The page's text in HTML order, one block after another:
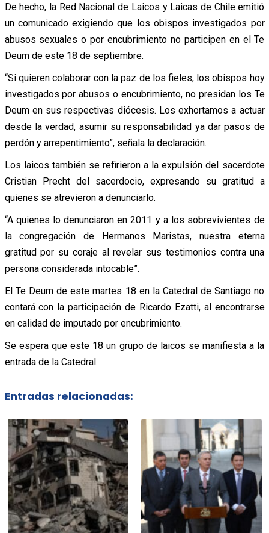
De hecho, la Red Nacional de Laicos y Laicas de Chile emitió
un comunicado exigiendo que los obispos investigados por
abusos sexuales o por encubrimiento no participen en el Te
Deum de este 18 de septiembre.
“Si quieren colaborar con la paz de los fieles, los obispos hoy
investigados por abusos o encubrimiento, no presidan los Te
Deum en sus respectivas diócesis. Los exhortamos a actuar
desde la verdad, asumir su responsabilidad ya dar pasos de
perdón y arrepentimiento”, señala la declaración.
Los laicos también se refirieron a la expulsión del sacerdote
Cristian Precht del sacerdocio, expresando su gratitud a
quienes se atrevieron a denunciarlo.
“A quienes lo denunciaron en 2011 y a los sobrevivientes de
la congregación de Hermanos Maristas, nuestra eterna
gratitud por su coraje al revelar sus testimonios contra una
persona considerada intocable”.
El Te Deum de este martes 18 en la Catedral de Santiago no
contará con la participación de Ricardo Ezatti, al encontrarse
en calidad de imputado por encubrimiento.
Se espera que este 18 un grupo de laicos se manifiesta a la
entrada de la Catedral.
Entradas relacionadas: